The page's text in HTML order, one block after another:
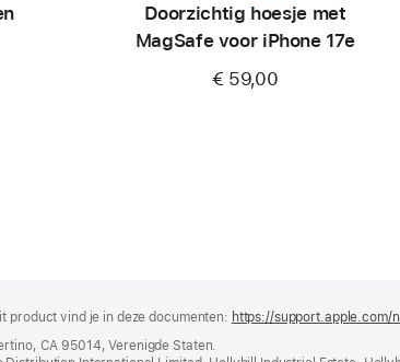
Doorzichtig hoesje met
MagSafe voor iPhone 17e
€ 59,00
product vind je in deze documenten: https://support.apple.com/
CA 95014, Verenigde Staten.